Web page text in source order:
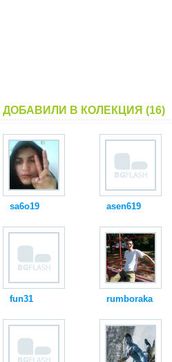
ДОБАВИЛИ В КОЛЕКЦИЯ (16)
sa6o19 asen619
fun31 rumboraka